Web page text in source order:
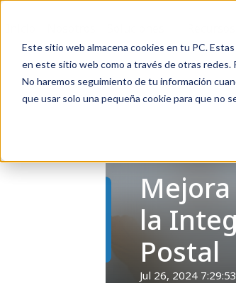
Este sitio web almacena cookies en tu PC.
en este sitio web como a través de otras redes.
No haremos seguimiento de tu información
que usar solo una pequeña cookie para que no
la
Postal
Jul 26, 2024